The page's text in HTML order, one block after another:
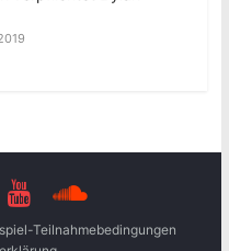
Teilnahmebedingungen